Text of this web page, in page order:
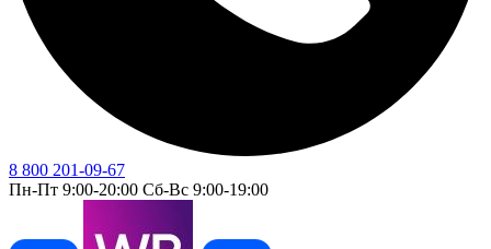
8 800 201-09-67
Пн-Пт 9:00-20:00 Сб-Вс 9:00-19:00